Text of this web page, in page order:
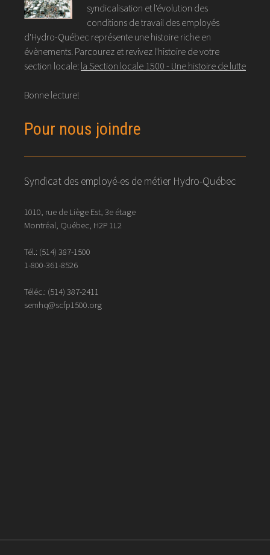
syndicalisation et l'évolution des
conditions de travail des employés
d'Hydro-Québec représente une histoire riche en
évènements. Parcourez et revivez l'histoire de votre
section locale: la Section locale 1500 - Une histoire de lutte
Bonne lecture!
Pour nous joindre
Syndicat des employé-es de métier Hydro-Québec
1010, rue de Liège Est, 3e étage
Montréal, Québec, H2P 1L2
Tél.: (514) 387-1500
1-800-361-8526
Téléc.: (514) 387-2411
semhq@scfp1500.org